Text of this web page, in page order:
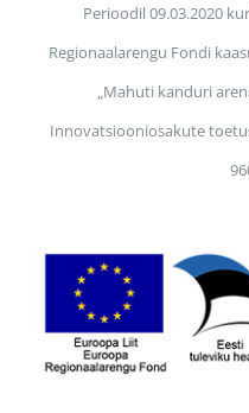
Perioodil 09.03.2020
Regionaalarengu Fondi
„Mahuti kanduri
Innovatsiooniosakute